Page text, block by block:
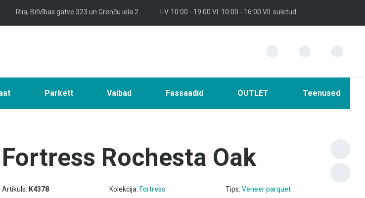
Riia, Brīvības gatve 323 un Grenču iela 2 I-V. 10:00 - 19:00 VI. 10:00 - 16:00 VII. suletud
Parkett Vaibad Fassaadid OUTLET Teenused
Fortress Rochesta Oak
Artikuls: K4378 Kolekcija: Fortress Tips: Veneer parquet